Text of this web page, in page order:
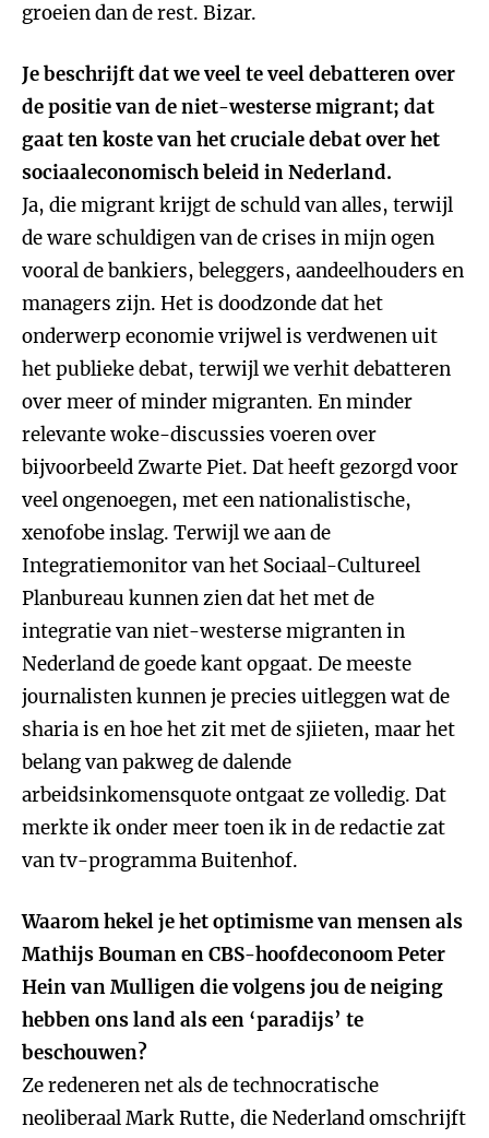
groeien dan de rest. Bizar.
Je beschrijft dat we veel te veel debatteren over
de positie van de niet-westerse migrant; dat
gaat ten koste van het cruciale debat over het
sociaaleconomisch beleid in Nederland.
Ja, die migrant krijgt de schuld van alles, terwijl
de ware schuldigen van de crises in mijn ogen
vooral de bankiers, beleggers, aandeelhouders en
managers zijn. Het is doodzonde dat het
onderwerp economie vrijwel is verdwenen uit
het publieke debat, terwijl we verhit debatteren
over meer of minder migranten. En minder
relevante woke-discussies voeren over
bijvoorbeeld Zwarte Piet. Dat heeft gezorgd voor
veel ongenoegen, met een nationalistische,
xenofobe inslag. Terwijl we aan de
Integratiemonitor van het Sociaal-Cultureel
Planbureau kunnen zien dat het met de
integratie van niet-westerse migranten in
Nederland de goede kant opgaat. De meeste
journalisten kunnen je precies uitleggen wat de
sharia is en hoe het zit met de sjiieten, maar het
belang van pakweg de dalende
arbeidsinkomensquote ontgaat ze volledig. Dat
merkte ik onder meer toen ik in de redactie zat
van tv-programma Buitenhof.
Waarom hekel je het optimisme van mensen als
Mathijs Bouman en CBS-hoofdeconoom Peter
Hein van Mulligen die volgens jou de neiging
hebben ons land als een ‘paradijs’ te
beschouwen?
Ze redeneren net als de technocratische
neoliberaal Mark Rutte, die Nederland omschrijft